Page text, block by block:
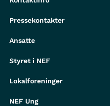
Pressekontakter
Ansatte
Styret i NEF
Lokalforeninger
NEF Ung